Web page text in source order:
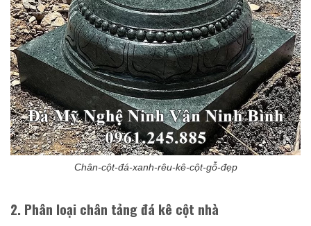
Chân-cột-đá-xanh-rêu-kê-cột-gỗ-đẹp
2. Phân loại chân tảng đá kê cột nhà